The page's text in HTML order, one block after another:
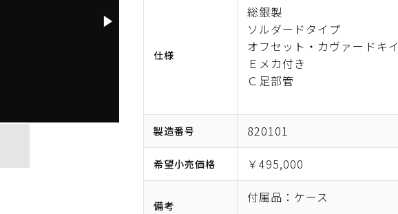
仕様
総銀製
ソルダードタイプ
オフセット・カヴァードキイ
Ｅメカ付き
Ｃ足部管
製造番号 820101
希望小売価格 ￥495,000
備考
付属品：ケース